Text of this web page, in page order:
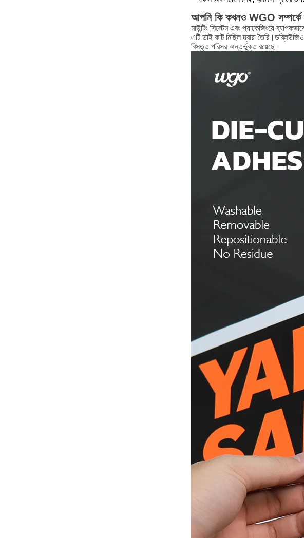
আপনি কি কখনও WGO সম্পর্কে
মাউন্টিং সিস্টেম এবং প্যাকেজিংয়ে
এটি ডাই কাট মিছিল দ্বারা
বিস্তৃত পরিসর অন্তর্ভুক্ত রয়েছে।